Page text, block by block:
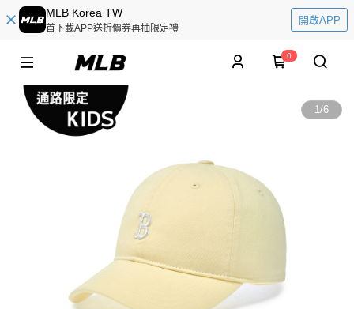
MLB Korea TW
首下載APP送折價券再抽限定禮
開啟APP
0
1/6